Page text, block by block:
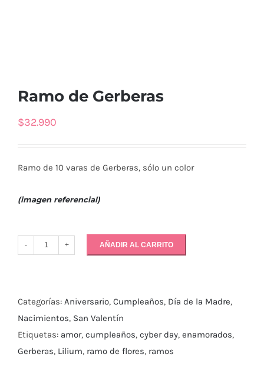
Ramo de Gerberas
$32.990
Ramo de 10 varas de Gerberas, sólo un color
(imagen referencial)
Ramo
cantidad
AÑADIR AL CARRITO
Categorías: Aniversario, Cumpleaños, Día de la Madre,
Nacimientos, San Valentín
Etiquetas: amor, cumpleaños, cyber day, enamorados,
Gerberas, Lilium, ramo de flores, ramos